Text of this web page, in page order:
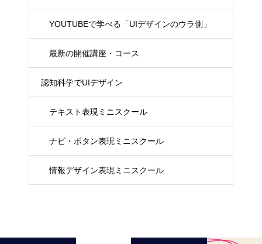
YOUTUBEで学べる「UIデザインのウラ側」
最新の開催講座・コース
認知科学でUIデザイン
テキスト表現ミニスクール
ナビ・ボタン表現ミニスクール
情報デザイン表現ミニスクール